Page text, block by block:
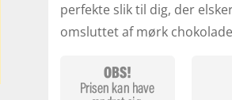
perfekte slik til dig, der
omsluttet af mørk